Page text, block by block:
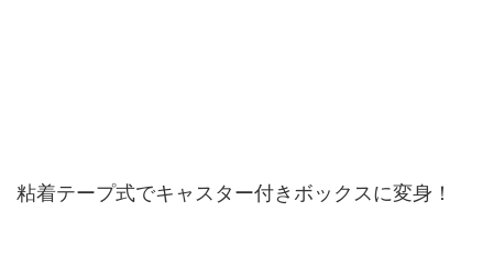
粘着テープ式でキャスター付きボックスに変身！